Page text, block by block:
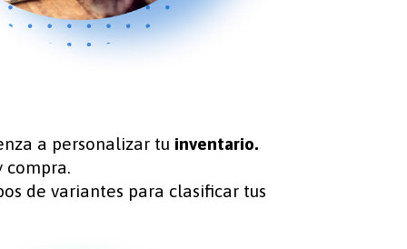
a personalizar tu inventario.
compra.
de variantes para clasificar tus